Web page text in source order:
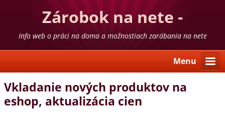
Zárobok na nete -
skúsenosti
Info web o práci na doma a možnostiach zarábania na nete
Menu
Vkladanie nových produktov na
eshop, aktualizácia cien